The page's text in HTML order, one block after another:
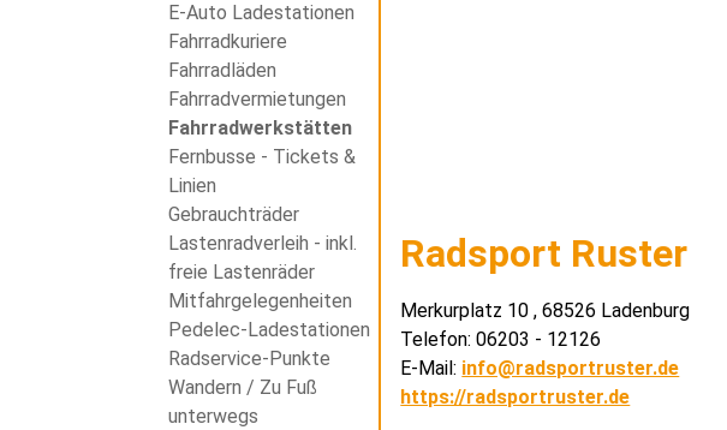
E-Auto Ladestationen
Fahrradkuriere
Fahrradläden
Fahrradvermietungen
Fahrradwerkstätten
Fernbusse - Tickets &
Linien
Gebrauchträder
Lastenradverleih - inkl.
freie Lastenräder
Mitfahrgelegenheiten
Pedelec-Ladestationen
Radservice-Punkte
Wandern / Zu Fuß
unterwegs
Radsport Ruster
Merkurplatz 10 , 68526 Ladenburg
Telefon: 06203 - 12126
E-Mail: info@radsportruster.de
https://radsportruster.de